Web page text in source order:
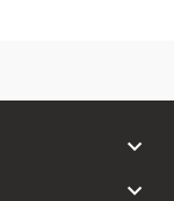

